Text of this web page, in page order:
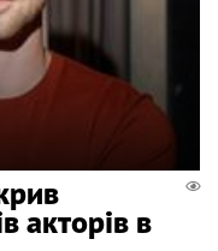
акторів в